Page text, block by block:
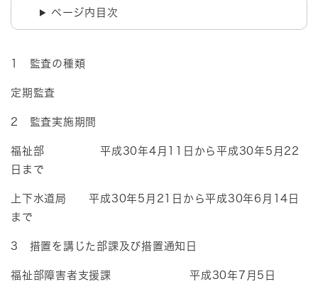
ページ内目次
1 監査の種類
定期監査
2 監査実施期間
福祉部 平成30年4月11日から平成30年5月22
日まで
上下水道局 平成30年5月21日から平成30年6月14日
まで
3 措置を講じた部課及び措置通知日
福祉部障害者支援課 平成30年7月5日